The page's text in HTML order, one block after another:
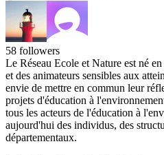
58 followers
Le Réseau Ecole et Nature est né
et des animateurs sensibles aux
envie de mettre en commun leur
projets d'éducation à
tous les acteurs de l'éducation à
aujourd'hui des individus, des
départementaux.